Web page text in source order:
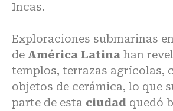
Incas.
Exploraciones submarinas
de América Latina han
templos, terrazas agrícolas,
objetos de cerámica, lo que
parte de esta ciudad quedó